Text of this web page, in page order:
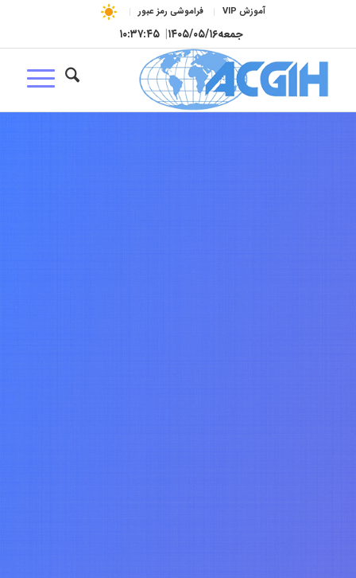
آموزش VIP فراموشی رمز عبور
جمعه۱۴۰۵/۰۵/۱۶| ۱۰:۳۷:۴۶